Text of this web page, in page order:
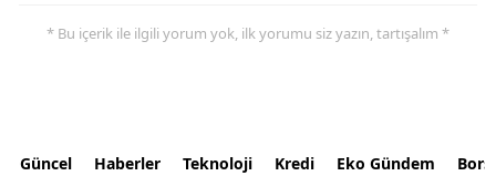
* Bu içerik ile ilgili yorum yok, ilk yorumu siz yazın, tartışalım *
Güncel Haberler Teknoloji Kredi Eko Gündem